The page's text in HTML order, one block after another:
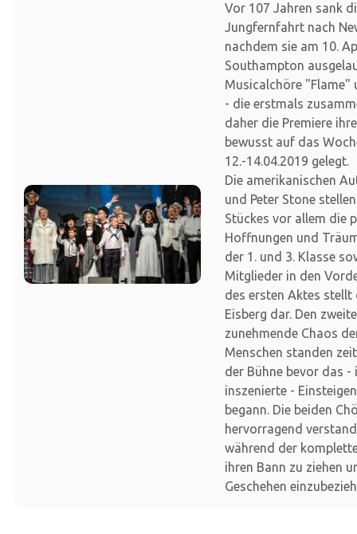
Vor 107 Jahren sank
Jungfernfahrt nach
nachdem sie am 10.
Southampton
Musicalchöre "Flame"
- die erstmals
daher die Premiere
bewusst auf das
12.-14.04.2019 gelegt.
Die amerikanischen
und Peter Stone
Stückes vor allem die
Hoffnungen und
der 1. und 3. Klasse
Mitglieder in den
des ersten Aktes
Eisberg dar. Den
zunehmende Chaos
Menschen standen
der Bühne bevor das
inszenierte -
begann. Die beiden
hervorragend
während der
ihren Bann zu ziehen
Geschehen